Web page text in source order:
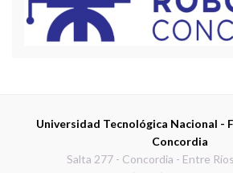
Universidad Tecnológica Nacional -
Concordia
Salta 277 - Concordia - Entre